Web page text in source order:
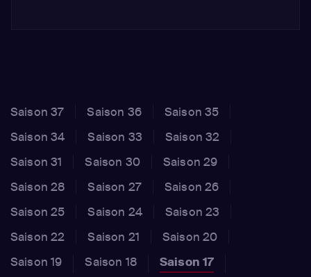
Saison 37 Saison 36
Saison 35
Saison 34
Saison 33
Saison 32
Saison 31
Saison 30
Saison 29
Saison 28
Saison 27
Saison 26
Saison 25
Saison 24
Saison 23
Saison 22
Saison 21
Saison 20
Saison 19
Saison 18
Saison 17